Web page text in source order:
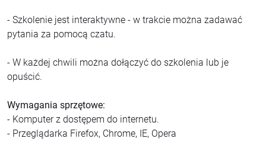
- Szkolenie jest interaktywne - w trakcie można zadawać
pytania za pomocą czatu.
- W każdej chwili można dołączyć do szkolenia lub je
opuścić.
Wymagania sprzętowe:
- Komputer z dostępem do internetu.
- Przeglądarka Firefox, Chrome, IE, Opera